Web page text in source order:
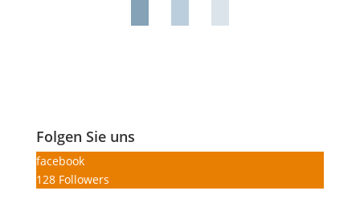
Folgen Sie uns
facebook
128 Followers